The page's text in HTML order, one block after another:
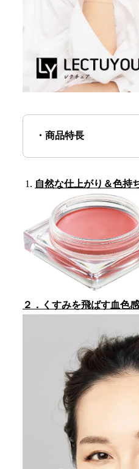
・商品特長
自然な仕上がり＆色持
２．くすみを飛ばす血色